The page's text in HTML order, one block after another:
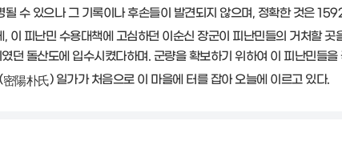
수 있으나 그 기록이나 후손들이 발견되지 않으며, 정확한 것은
피난민 수용대책에 고심하던 이순신 장군이 피난민들의 거처할 곳
던 돌산도에 입수시켰다하며. 군량을 확보하기 위하여 이 피난민들을
密陽朴氏) 일가가 처음으로 이 마을에 터를 잡아 오늘에 이르고 있다.